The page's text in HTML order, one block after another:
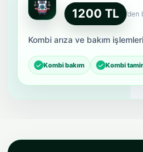
1200 TL
Kombi arıza ve bakım
Kombi bakım Kombi